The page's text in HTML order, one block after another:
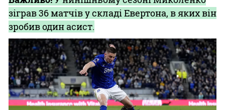
зіграв 36 матчів у складі Евертона, в яких він
зробив один асист.